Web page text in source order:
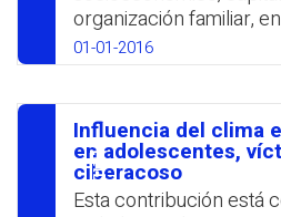
innovadoras en el
educativo costarricense.
WhatsApp
organización familiar,
académico. Se
bien definidos de
nivel secundario de
académico. El capital
como el factor más
que se observó que la
tiene incidencia.
01-01-2016
סיכום
Influencia del clima
en adolescentes,
ciberacoso
Esta contribución está